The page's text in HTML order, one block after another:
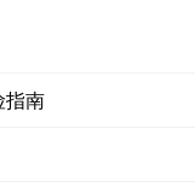
指南